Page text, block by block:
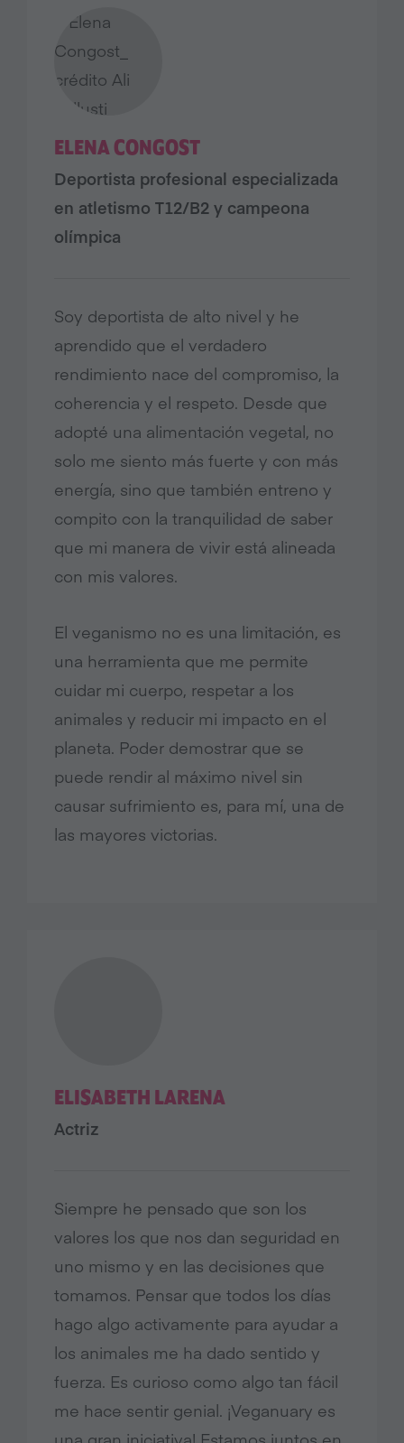
ELENA CONGOST
Deportista profesional especializada
en atletismo T12/B2 y campeona
olímpica
Soy deportista de alto nivel y he
aprendido que el verdadero
rendimiento nace del compromiso, la
coherencia y el respeto. Desde que
adopté una alimentación vegetal, no
solo me siento más fuerte y con más
energía, sino que también entreno y
compito con la tranquilidad de saber
que mi manera de vivir está alineada
con mis valores.
El veganismo no es una limitación, es
una herramienta que me permite
cuidar mi cuerpo, respetar a los
animales y reducir mi impacto en el
planeta. Poder demostrar que se
puede rendir al máximo nivel sin
causar sufrimiento es, para mí, una de
las mayores victorias.
ELISABETH LARENA
Actriz
Siempre he pensado que son los
valores los que nos dan seguridad en
uno mismo y en las decisiones que
tomamos. Pensar que todos los días
hago algo activamente para ayudar a
los animales me ha dado sentido y
fuerza. Es curioso como algo tan fácil
me hace sentir genial. ¡Veganuary es